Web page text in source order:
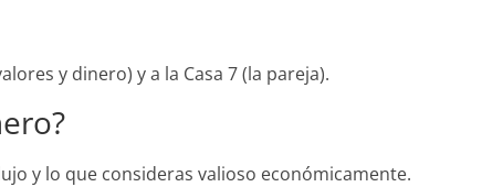
y dinero) y a la Casa 7 (la pareja).
y lo que consideras valioso económicamente.